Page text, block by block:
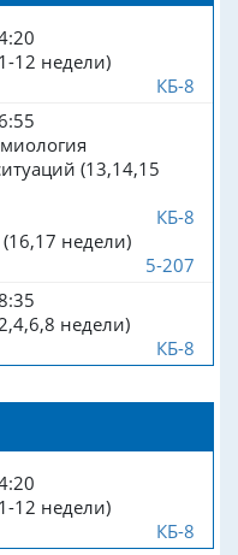
12 недели)
КБ-8
(13,14,15
КБ-8
недели)
5-207
недели)
КБ-8
12 недели)
КБ-8